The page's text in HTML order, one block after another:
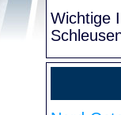
Wichtige